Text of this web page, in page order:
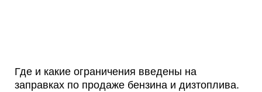
Где и какие ограничения введены на
заправках по продаже бензина и дизтоплива.